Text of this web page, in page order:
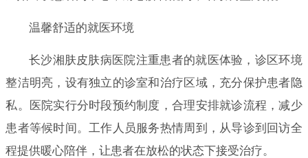
温馨舒适的就医环境
长沙湘肤皮肤病医院注重患者的就医体验，诊区环境
整洁明亮，设有独立的诊室和治疗区域，充分保护患者隐
私。医院实行分时段预约制度，合理安排就诊流程，减少
患者等候时间。工作人员服务热情周到，从导诊到回访全
程提供暖心陪伴，让患者在放松的状态下接受治疗。